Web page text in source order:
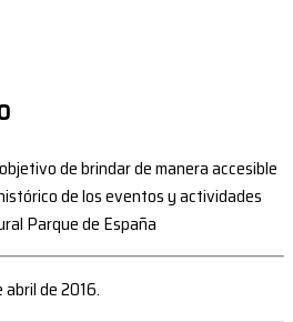
de brindar de manera accesible
de los eventos y actividades
Parque de España
de 2016.